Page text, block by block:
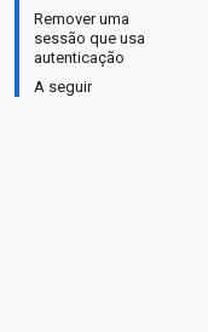
Remover uma
sessão que usa
autenticação
A seguir